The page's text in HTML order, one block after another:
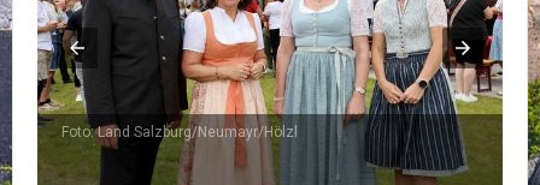
Foto: Land Salzburg/Neumayr/Hölzl